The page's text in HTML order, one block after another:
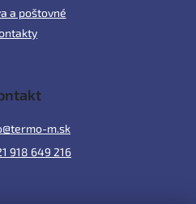
a poštovné
@termo-m.sk
918 649 216